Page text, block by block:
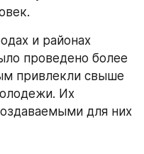
и районах
проведено более
привлекли свыше
Их
для них